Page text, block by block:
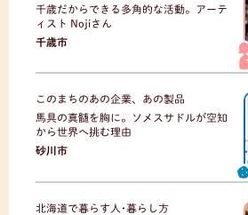
千歳だからできる多角的な活動。アーテ
ィスト Nojiさん
千歳市
このまちのあの企業、あの製品
馬具の真髄を胸に。ソメスサドルが空知
から世界へ挑む理由
砂川市
北海道で暮らす人･暮らし方